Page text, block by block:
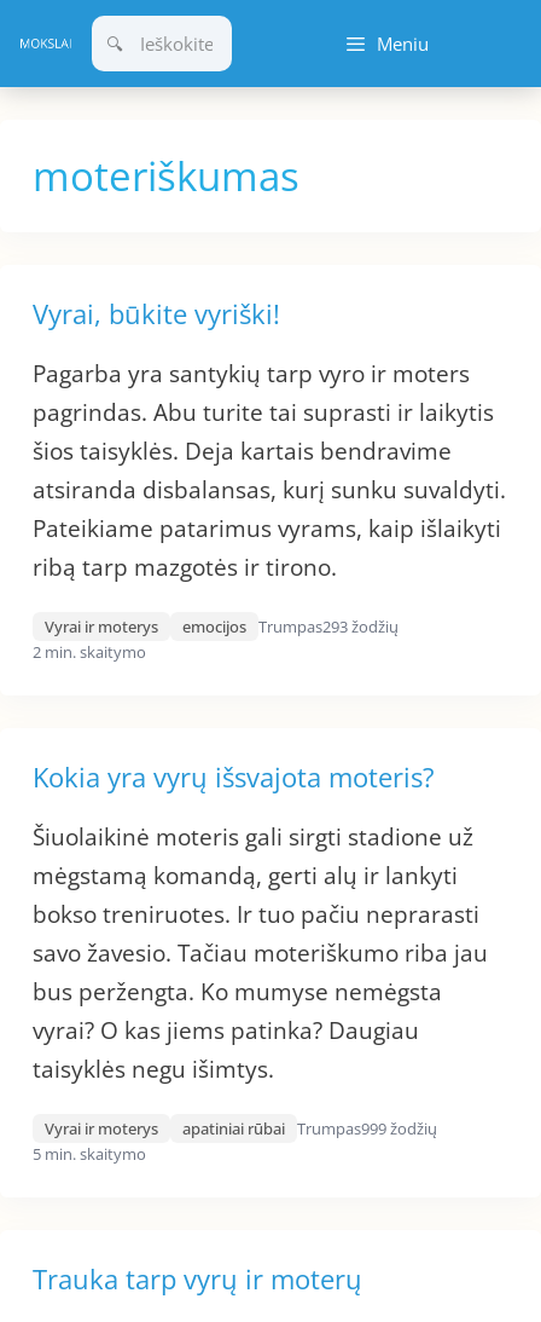
prie
turinio
Meniu
moteriškumas
Vyrai, būkite vyriški!
Pagarba yra santykių tarp vyro ir moters
pagrindas. Abu turite tai suprasti ir laikytis
šios taisyklės. Deja kartais bendravime
atsiranda disbalansas, kurį sunku suvaldyti.
Pateikiame patarimus vyrams, kaip išlaikyti
ribą tarp mazgotės ir tirono.
Vyrai ir moterys emocijos Trumpas293 žodžių
2 min. skaitymo
Kokia yra vyrų išsvajota moteris?
Šiuolaikinė moteris gali sirgti stadione už
mėgstamą komandą, gerti alų ir lankyti
bokso treniruotes. Ir tuo pačiu neprarasti
savo žavesio. Tačiau moteriškumo riba jau
bus peržengta. Ko mumyse nemėgsta
vyrai? O kas jiems patinka? Daugiau
taisyklės negu išimtys.
Vyrai ir moterys apatiniai rūbai Trumpas999 žodžių
5 min. skaitymo
Trauka tarp vyrų ir moterų